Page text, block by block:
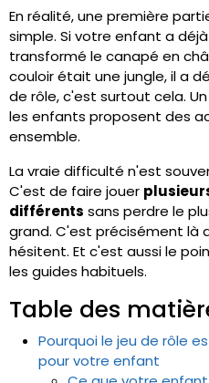
En réalité, une première
simple. Si votre enfant a
transformé le canapé en
couloir était une jungle, il a
de rôle, c'est surtout cela.
les enfants proposent des
ensemble.
La vraie difficulté n'est
C'est de faire jouer
différents sans perdre le
grand. C'est précisément là
hésitent. Et c'est aussi le
les guides habituels.
Table des
Pourquoi le jeu de rôle
pour votre enfant